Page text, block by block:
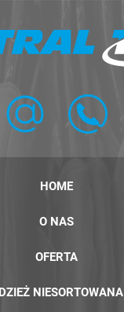
HOME
O NAS
OFERTA
NIESORTOWANA